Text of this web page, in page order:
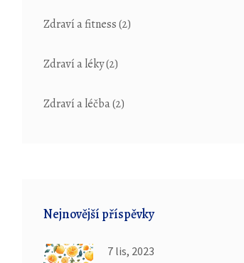
Zdraví a fitness(2)
Zdraví a léky(2)
Zdraví a léčba(2)
Nejnovější příspěvky
7 lis, 2023